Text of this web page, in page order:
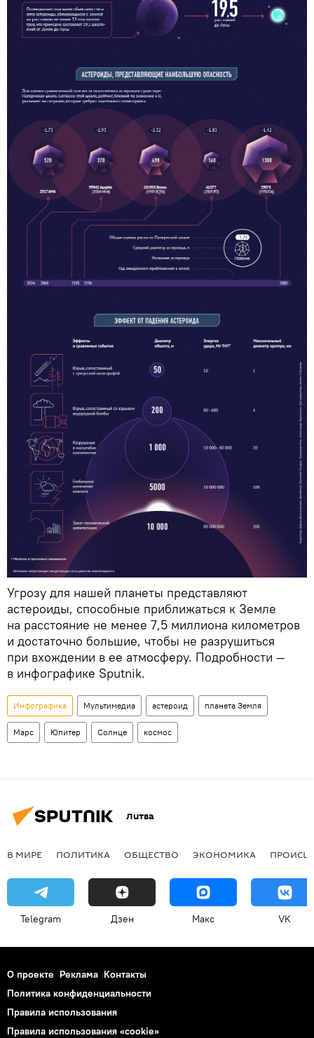
Угрозу для нашей планеты представляют
астероиды, способные приближаться к Земле
на расстояние не менее 7,5 миллиона километров
и достаточно большие, чтобы не разрушиться
при вхождении в ее атмосферу. Подробности —
в инфографике Sputnik.
Инфографика Мультимедиа астероид планета Земля
Марс Юпитер Солнце космос
Литва
В МИРЕ ПОЛИТИКА ОБЩЕСТВО ЭКОНОМИКА
Telegram Дзен Макс VK
О проекте Реклама Контакты
Политика конфиденциальности
Правила использования
Правила использования «cookie»